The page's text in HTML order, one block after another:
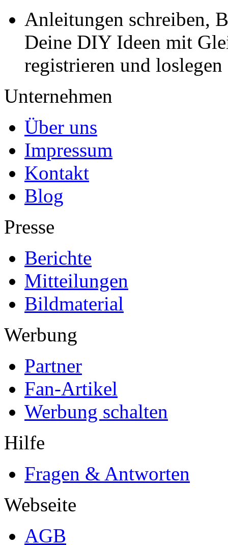
Anleitungen schreiben,
Deine DIY Ideen mit
registrieren und loslegen
Unternehmen
Über uns
Impressum
Kontakt
Blog
Presse
Berichte
Mitteilungen
Bildmaterial
Werbung
Partner
Fan-Artikel
Werbung schalten
Hilfe
Fragen & Antworten
Webseite
AGB